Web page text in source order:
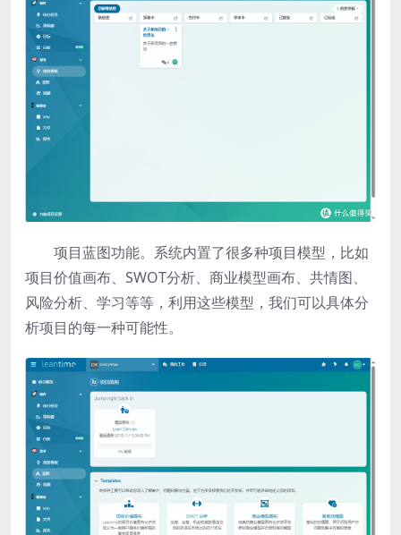
项目蓝图功能。系统内置了很多种项目模型，比如
项目价值画布、SWOT分析、商业模型画布、共情图、
风险分析、学习等等，利用这些模型，我们可以具体分
析项目的每一种可能性。